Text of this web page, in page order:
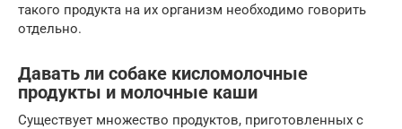
такого продукта на их организм необходимо говорить
отдельно.
Давать ли собаке кисломолочные
продукты и молочные каши
Существует множество продуктов, приготовленных с